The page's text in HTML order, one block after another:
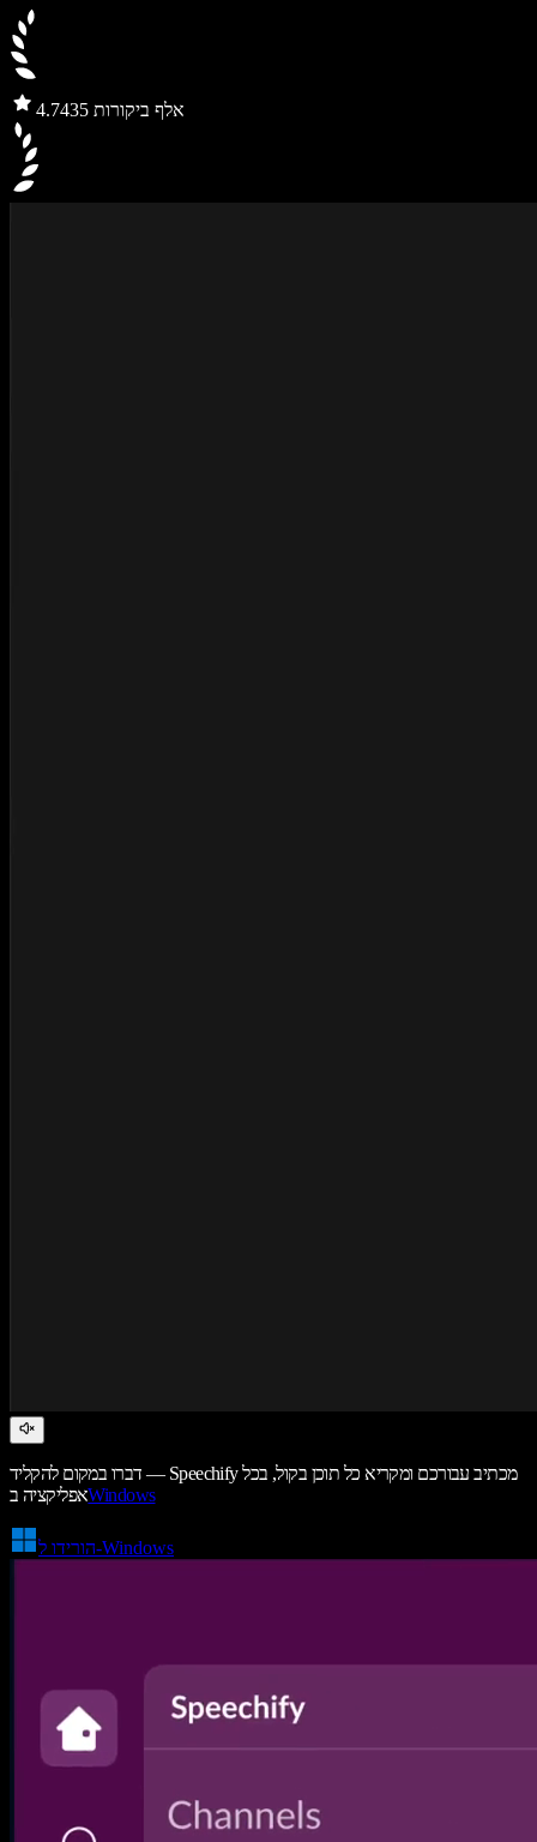
4.7 435 אלף ביקורות
דברו במקום להקליד — Speechify מכתיב עבורכם ומקריא כל תוכן בקול, בכל
אפליקציה בWindows
הורידו ל-Windows